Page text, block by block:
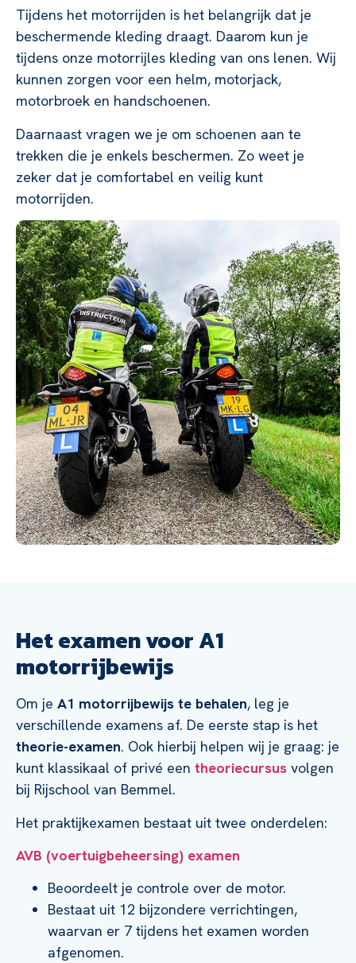
Tijdens het motorrijden is het belangrijk dat je
beschermende kleding draagt. Daarom kun je
tijdens onze motorrijles kleding van ons lenen. Wij
kunnen zorgen voor een helm, motorjack,
motorbroek en handschoenen.
Daarnaast vragen we je om schoenen aan te
trekken die je enkels beschermen. Zo weet je
zeker dat je comfortabel en veilig kunt
motorrijden.
Het examen voor A1
motorrijbewijs
Om je A1 motorrijbewijs te behalen, leg je
verschillende examens af. De eerste stap is het
theorie-examen. Ook hierbij helpen wij je graag: je
kunt klassikaal of privé een theoriecursus volgen
bij Rijschool van Bemmel.
Het praktijkexamen bestaat uit twee onderdelen:
AVB (voertuigbeheersing) examen
Beoordeelt je controle over de motor.
Bestaat uit 12 bijzondere verrichtingen,
waarvan er 7 tijdens het examen worden
afgenomen.